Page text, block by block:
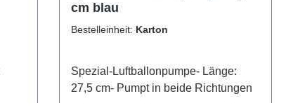
cm blau
Bestelleinheit: Karton
Spezial-Luftballonpumpe- Länge:
27,5 cm- Pumpt in beide Richtungen